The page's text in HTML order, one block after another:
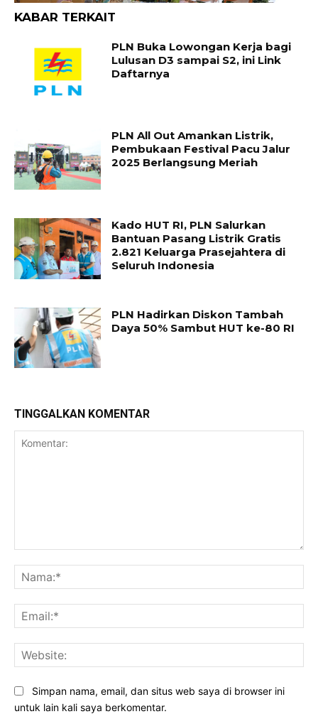
KABAR TERKAIT
PLN Buka Lowongan Kerja bagi
Lulusan D3 sampai S2, ini Link
Daftarnya
PLN All Out Amankan Listrik,
Pembukaan Festival Pacu Jalur
2025 Berlangsung Meriah
Kado HUT RI, PLN Salurkan
Bantuan Pasang Listrik Gratis
2.821 Keluarga Prasejahtera di
Seluruh Indonesia
PLN Hadirkan Diskon Tambah
Daya 50% Sambut HUT ke-80 RI
TINGGALKAN KOMENTAR
Simpan nama, email, dan situs web saya di browser ini
untuk lain kali saya berkomentar.